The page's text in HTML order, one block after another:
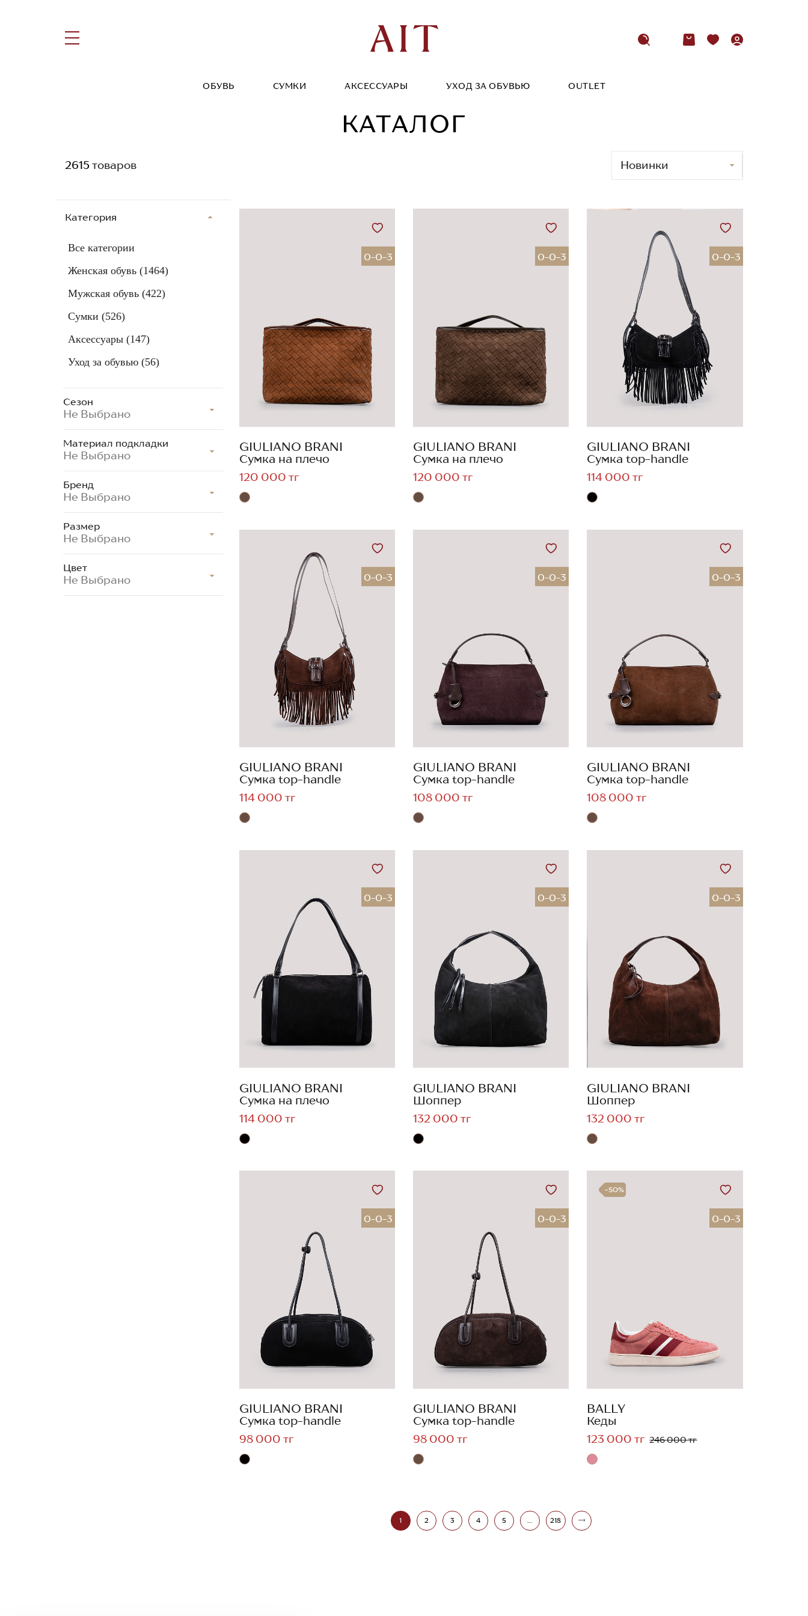
ОБУВЬ СУМКИ АКСЕССУАРЫ УХОД ЗА ОБУВЬЮ OUTLET
КАТАЛОГ
Категория
Все категории
Женская обувь (1464)
Мужская обувь (422)
Сумки (526)
Аксессуары (147)
Уход за обувью (56)
Сезон
Не Выбрано
Материал подкладки
Не Выбрано
Бренд
Не Выбрано
Размер
Не Выбрано
Цвет
Не Выбрано
0-0-3
GIULIANO BRANI
Сумка на плечо
120 000 тг
0-0-3
GIULIANO BRANI
Сумка на плечо
120 000 тг
0-0-3
GIULIANO BRANI
Сумка top-handle
114 000 тг
0-0-3
GIULIANO BRANI
Сумка top-handle
114 000 тг
0-0-3
GIULIANO BRANI
Сумка top-handle
108 000 тг
0-0-3
GIULIANO BRANI
Сумка top-handle
108 000 тг
0-0-3
GIULIANO BRANI
Сумка на плечо
114 000 тг
0-0-3
GIULIANO BRANI
Шоппер
132 000 тг
0-0-3
GIULIANO BRANI
Шоппер
132 000 тг
0-0-3
GIULIANO BRANI
Сумка top-handle
98 000 тг
0-0-3
GIULIANO BRANI
Сумка top-handle
98 000 тг
-50%
0-0-3
BALLY
Кеды
123 000 тг 246 000 тг
1 2 3 4 5 218
2615товаров